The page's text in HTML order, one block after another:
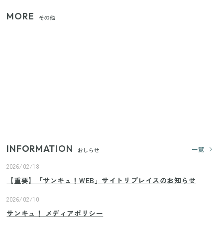
MORE その他
INFORMATION おしらせ
一覧
2026/02/18
【重要】「サンキュ！WEB」サイトリプレイスのお知らせ
2026/02/10
サンキュ！ メディアポリシー